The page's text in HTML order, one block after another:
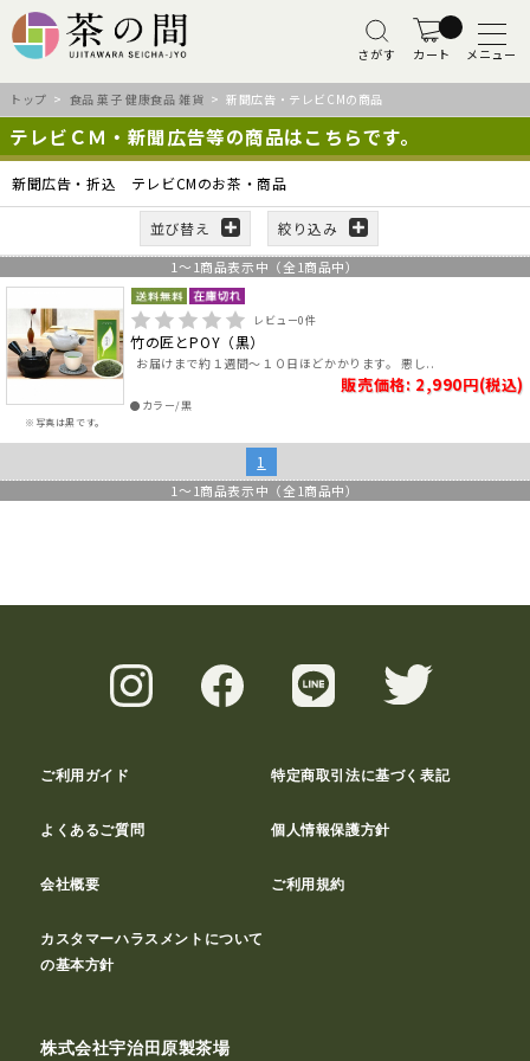
さがす カート メニュー
トップ > 食品 菓子 健康食品 雑貨 > 新聞広告・テレビCMの商品
テレビＣＭ・新聞広告等の商品はこちらです。
新聞広告・折込 テレビCMのお茶・商品
並び替え 絞り込み
1 ～ 1商品表示中（全 1商品中）
※写真は黒です。
レビュー0件
竹の匠とPOY（黒）
お届けまで約１週間～１０日ほどかかります。 悪し..
販売価格: 2,990円(税込)
●カラー/黒
1
1 ～ 1商品表示中（全 1商品中）
ご利用ガイド 特定商取引法に基づく表記
よくあるご質問 個人情報保護方針
会社概要 ご利用規約
カスタマーハラスメントについて
の基本方針
株式会社宇治田原製茶場